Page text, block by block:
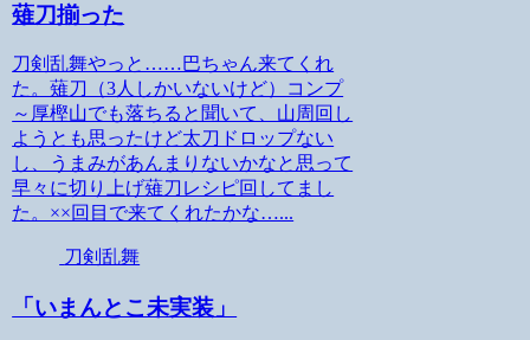
薙刀揃った
刀剣乱舞やっと……巴ちゃん来てくれ
た。薙刀（3人しかいないけど）コンプ
～厚樫山でも落ちると聞いて、山周回し
ようとも思ったけど太刀ドロップない
し、うまみがあんまりないかなと思って
早々に切り上げ薙刀レシピ回してまし
た。××回目で来てくれたかな…...
刀剣乱舞
「いまんとこ未実装」